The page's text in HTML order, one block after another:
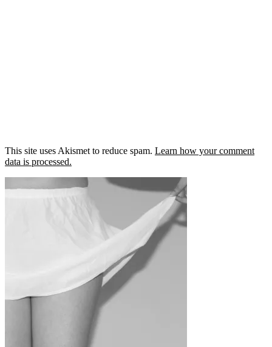
This site uses Akismet to reduce spam. Learn how your comment
data is processed.